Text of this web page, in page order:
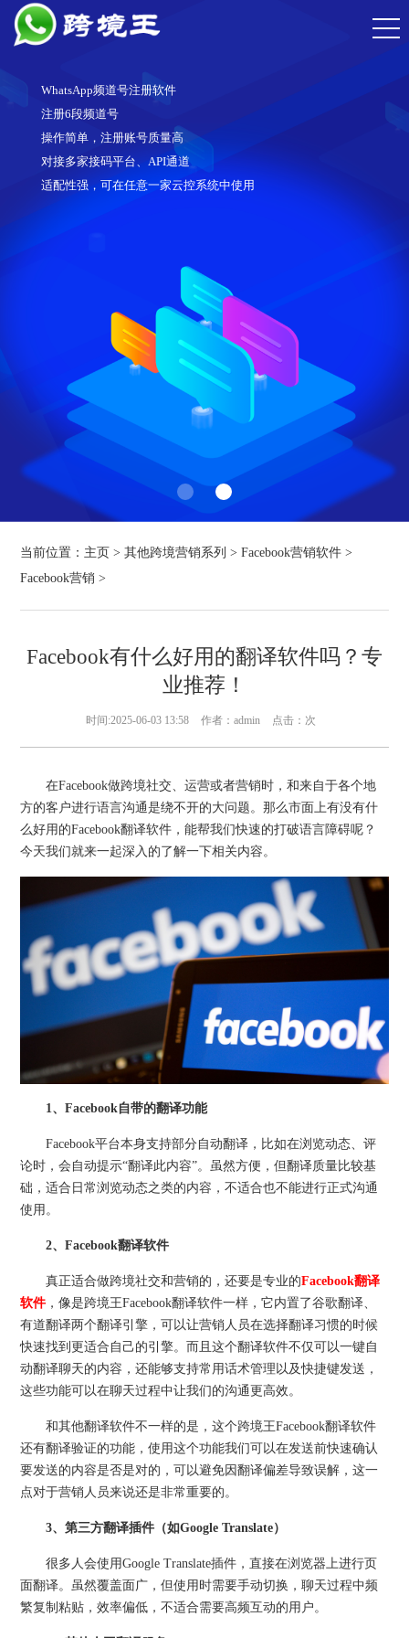
专注全球化营销产品
WhatsApp聊天、翻译、客户管理软件
WhatsApp频道号注册、养号、群发软件
WhatsApp筛号软件，筛选有效号码，性别、年龄
FaceBook营销软件、群发小组、群发私信
当前位置： 主页 >其他跨境营销系列 >Facebook营销软件 >
Facebook营销 >
Facebook有什么好用的翻译软件吗？专
业推荐！
时间:2025-06-03 13:58 作者：admin 点击： 次
在Facebook做跨境社交、运营或者营销时，和来自于各个地
方的客户进行语言沟通是绕不开的大问题。那么市面上有没有什
么好用的Facebook翻译软件，能帮我们快速的打破语言障碍呢？
今天我们就来一起深入的了解一下相关内容。
1、Facebook自带的翻译功能
Facebook平台本身支持部分自动翻译，比如在浏览动态、评
论时，会自动提示“翻译此内容”。虽然方便，但翻译质量比较基
础，适合日常浏览动态之类的内容，不适合也不能进行正式沟通
使用。
2、Facebook翻译软件
真正适合做跨境社交和营销的，还要是专业的Facebook翻译
软件，像是跨境王Facebook翻译软件一样，它内置了谷歌翻译、
有道翻译两个翻译引擎，可以让营销人员在选择翻译习惯的时候
快速找到更适合自己的引擎。而且这个翻译软件不仅可以一键自
动翻译聊天的内容，还能够支持常用话术管理以及快捷键发送，
这些功能可以在聊天过程中让我们的沟通更高效。
和其他翻译软件不一样的是，这个跨境王Facebook翻译软件
还有翻译验证的功能，使用这个功能我们可以在发送前快速确认
要发送的内容是否是对的，可以避免因翻译偏差导致误解，这一
点对于营销人员来说还是非常重要的。
3、第三方翻译插件（如Google Translate）
很多人会使用Google Translate插件，直接在浏览器上进行页
面翻译。虽然覆盖面广，但使用时需要手动切换，聊天过程中频
繁复制粘贴，效率偏低，不适合需要高频互动的用户。